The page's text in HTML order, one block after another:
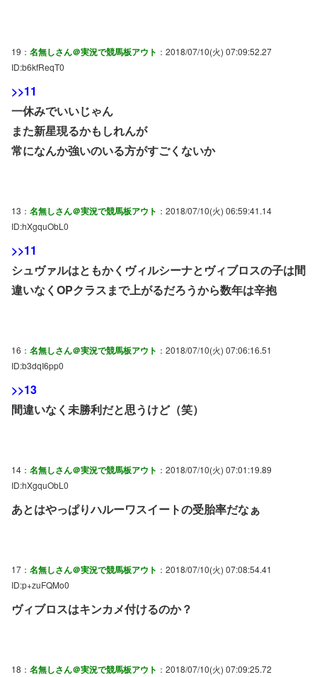
19： 名無しさん＠実況で競馬板アウト ：2018/07/10(火) 07:09:52.27
ID:b6kfReqT0
>>11
一休みでいいじゃん
また新星現るかもしれんが
常になんか強いのいる方がすごくないか
13： 名無しさん＠実況で競馬板アウト ：2018/07/10(火) 06:59:41.14
ID:hXgquObL0
>>11
シュヴァルはともかくヴィルシーナとヴィブロスの子は間
違いなくOPクラスまで上がるだろうから数年は辛抱
16： 名無しさん＠実況で競馬板アウト ：2018/07/10(火) 07:06:16.51
ID:b3dqI6pp0
>>13
間違いなく未勝利だと思うけど（笑）
14： 名無しさん＠実況で競馬板アウト ：2018/07/10(火) 07:01:19.89
ID:hXgquObL0
あとはやっぱりハルーワスイートの受胎率だなぁ
17： 名無しさん＠実況で競馬板アウト ：2018/07/10(火) 07:08:54.41
ID:p+zuFQMo0
ヴィブロスはキンカメ付けるのか？
18： 名無しさん＠実況で競馬板アウト ：2018/07/10(火) 07:09:25.72